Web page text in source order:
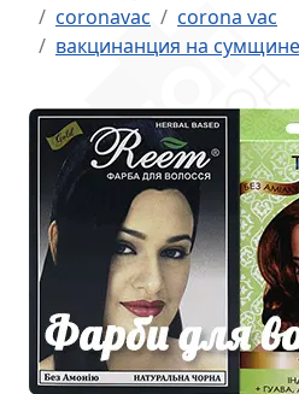
coronavac
corona vac
вакцинанция на сумщине